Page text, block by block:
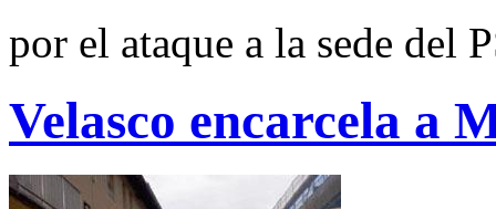
por el ataque a la sede del
Velasco encarcela a